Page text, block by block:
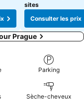
sites
Consulter les prix
Prague
Parking
Sèche-cheveux